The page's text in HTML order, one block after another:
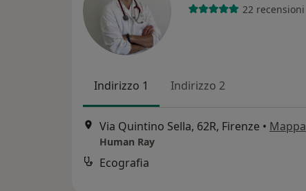
22 recensioni
Indirizzo 1 Indirizzo 2
Via Quintino Sella, 62R, Firenze • Mappa
Human Ray
Ecografia